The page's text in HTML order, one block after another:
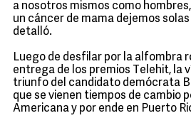
a nosotros mismos como
un cáncer de mama dejemos
detalló.
Luego de desfilar por la alfombra
entrega de los premios Telehit, la
triunfo del candidato demócrata
que se vienen tiempos de cambio
Americana y por ende en Puerto